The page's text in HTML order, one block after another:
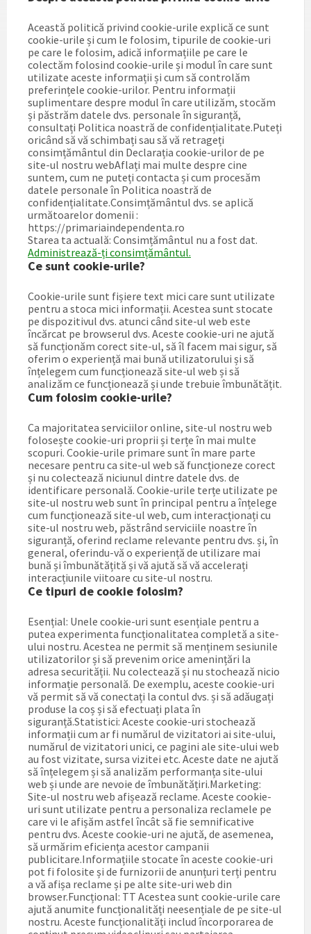
Această politică privind cookie-urile explică ce sunt
cookie-urile și cum le folosim, tipurile de cookie-uri
pe care le folosim, adică informațiile pe care le
colectăm folosind cookie-urile și modul în care sunt
utilizate aceste informații și cum să controlăm
preferințele cookie-urilor. Pentru informații
suplimentare despre modul în care utilizăm, stocăm
și păstrăm datele dvs. personale în siguranță,
consultați Politica noastră de confidențialitate.Puteți
oricând să vă schimbați sau să vă retrageți
consimțământul din Declarația cookie-urilor de pe
site-ul nostru webAflați mai multe despre cine
suntem, cum ne puteți contacta și cum procesăm
datele personale în Politica noastră de
confidențialitate.Consimțământul dvs. se aplică
următoarelor domenii :
https://primariaindependenta.ro
Starea ta actuală: Consimțământul nu a fost dat.
Administrează-ți consimțământul.
Ce sunt cookie-urile?
Cookie-urile sunt fișiere text mici care sunt utilizate
pentru a stoca mici informații. Acestea sunt stocate
pe dispozitivul dvs. atunci când site-ul web este
încărcat pe browserul dvs. Aceste cookie-uri ne ajută
să funcționăm corect site-ul, să îl facem mai sigur, să
oferim o experiență mai bună utilizatorului și să
înțelegem cum funcționează site-ul web și să
analizăm ce funcționează și unde trebuie îmbunătățit.
Cum folosim cookie-urile?
Ca majoritatea serviciilor online, site-ul nostru web
folosește cookie-uri proprii și terțe în mai multe
scopuri. Cookie-urile primare sunt în mare parte
necesare pentru ca site-ul web să funcționeze corect
și nu colectează niciunul dintre datele dvs. de
identificare personală. Cookie-urile terțe utilizate pe
site-ul nostru web sunt în principal pentru a înțelege
cum funcționează site-ul web, cum interacționați cu
site-ul nostru web, păstrând serviciile noastre în
siguranță, oferind reclame relevante pentru dvs. și, în
general, oferindu-vă o experiență de utilizare mai
bună și îmbunătățită și vă ajută să vă accelerați
interacțiunile viitoare cu site-ul nostru.
Ce tipuri de cookie folosim?
Esențial: Unele cookie-uri sunt esențiale pentru a
putea experimenta funcționalitatea completă a site-
ului nostru. Acestea ne permit să menținem sesiunile
utilizatorilor și să prevenim orice amenințări la
adresa securității. Nu colectează și nu stochează nicio
informație personală. De exemplu, aceste cookie-uri
vă permit să vă conectați la contul dvs. și să adăugați
produse la coș și să efectuați plata în
siguranță.Statistici: Aceste cookie-uri stochează
informații cum ar fi numărul de vizitatori ai site-ului,
numărul de vizitatori unici, ce pagini ale site-ului web
au fost vizitate, sursa vizitei etc. Aceste date ne ajută
să înțelegem și să analizăm performanța site-ului
web și unde are nevoie de îmbunătățiri.Marketing:
Site-ul nostru web afișează reclame. Aceste cookie-
uri sunt utilizate pentru a personaliza reclamele pe
care vi le afișăm astfel încât să fie semnificative
pentru dvs. Aceste cookie-uri ne ajută, de asemenea,
să urmărim eficiența acestor campanii
publicitare.Informațiile stocate în aceste cookie-uri
pot fi folosite și de furnizorii de anunțuri terți pentru
a vă afișa reclame și pe alte site-uri web din
browser.Funcțional: TT Acestea sunt cookie-urile care
ajută anumite funcționalități neesențiale de pe site-ul
nostru. Aceste funcționalități includ încorporarea de